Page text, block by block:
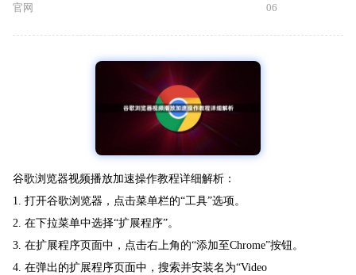
官网
06
谷歌浏览器视频播放加速操作教程详细解析：
1. 打开谷歌浏览器，点击菜单栏的“工具”选项。
2. 在下拉菜单中选择“扩展程序”。
3. 在扩展程序页面中，点击右上角的“添加至Chrome”按钮。
4. 在弹出的扩展程序页面中，搜索并安装名为“Video